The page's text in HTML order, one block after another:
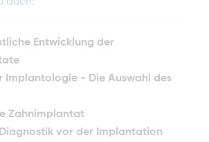
Entwicklung der
Implantologie - Die Auswahl des
Zahnimplantat
vor der Implantation